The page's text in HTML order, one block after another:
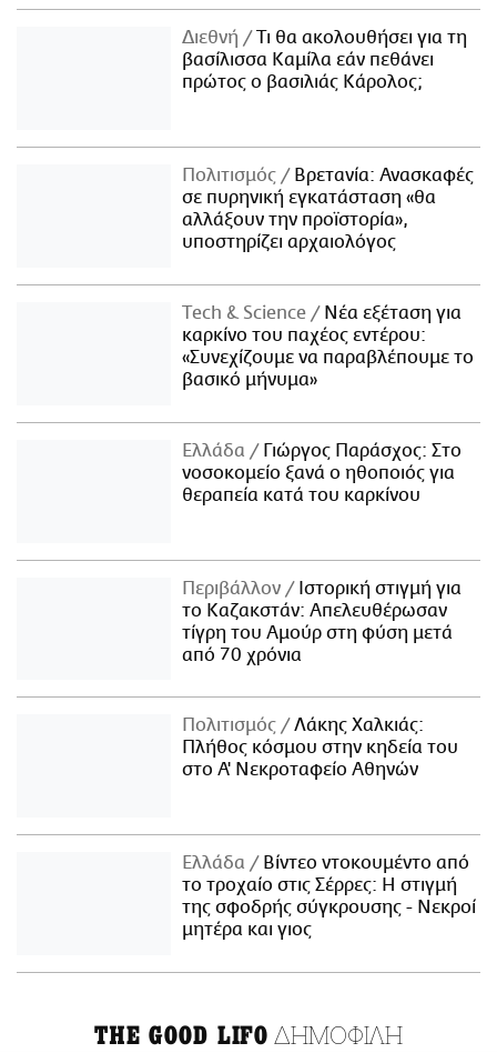
Διεθνή
Τι θα ακολουθήσει για τη
βασίλισσα Καμίλα εάν πεθάνει
πρώτος ο βασιλιάς Κάρολος;
Πολιτισμός
Βρετανία: Ανασκαφές
σε πυρηνική εγκατάσταση «θα
αλλάξουν την προϊστορία»,
υποστηρίζει αρχαιολόγος
Τech & Science
Νέα εξέταση για
καρκίνο του παχέος εντέρου:
«Συνεχίζουμε να παραβλέπουμε το
βασικό μήνυμα»
Ελλάδα
Γιώργος Παράσχος: Στο
νοσοκομείο ξανά ο ηθοποιός για
θεραπεία κατά του καρκίνου
Περιβάλλον
Ιστορική στιγμή για
το Καζακστάν: Απελευθέρωσαν
τίγρη του Αμούρ στη φύση μετά
από 70 χρόνια
Πολιτισμός
Λάκης Χαλκιάς:
Πλήθος κόσμου στην κηδεία του
στο Α' Νεκροταφείο Αθηνών
Ελλάδα
Βίντεο ντοκουμέντο από
το τροχαίο στις Σέρρες: Η στιγμή
της σφοδρής σύγκρουσης - Νεκροί
μητέρα και γιος
THE GOOD LIFO ΔΗΜΟΦΙΛΗ